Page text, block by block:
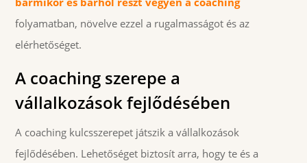
folyamatban, növelve ezzel a rugalmasságot és az
elérhetőséget.
A coaching szerepe a
vállalkozások fejlődésében
A coaching kulcsszerepet játszik a vállalkozások
fejlődésében. Lehetőséget biztosít arra, hogy te és a